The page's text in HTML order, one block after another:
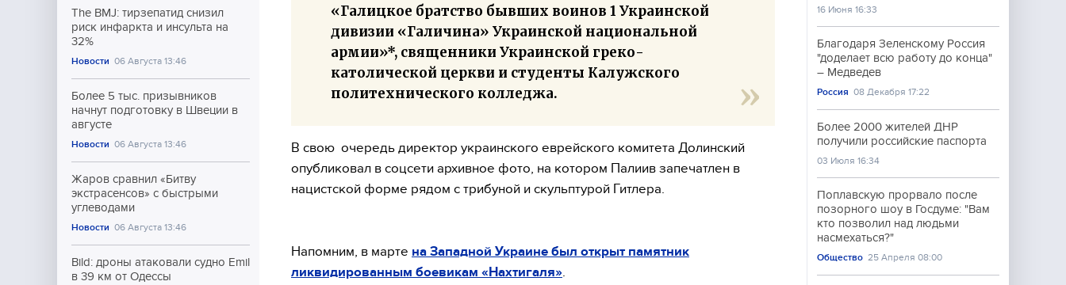
The BMJ: тирзепатид снизил
риск инфаркта и инсульта на
32%
Новости 06 Августа 13:46
Более 5 тыс. призывников
начнут подготовку в Швеции в
августе
Новости 06 Августа 13:46
Жаров сравнил «Битву
экстрасенсов» с быстрыми
углеводами
Новости 06 Августа 13:46
Bild: дроны атаковали судно Emil
в 39 км от Одессы
«Галицкое братство бывших воинов 1 Украинской
дивизии «Галичина» Украинской национальной
армии»*, священники Украинской греко-
католической церкви и студенты Калужского
политехнического колледжа.
В свою очередь директор украинского еврейского комитета Долинский
опубликовал в соцсети архивное фото, на котором Палиив запечатлен в
нацистской форме рядом с трибуной и скульптурой Гитлера.
Напомним, в марте на Западной Украине был открыт памятник
ликвидированным боевикам «Нахтигаля»
16 Июня 16:33
Благодаря Зеленскому Россия
"доделает всю работу до конца"
– Медведев
Россия 08 Декабря 17:22
Более 2000 жителей ДНР
получили российские паспорта
03 Июля 16:34
Поплавскую прорвало после
позорного шоу в Госдуме: "Вам
кто позволил над людьми
насмехаться?"
Общество 25 Апреля 08:00